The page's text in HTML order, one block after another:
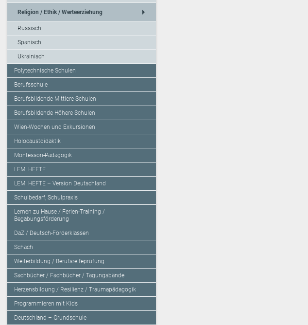
Religion / Ethik / Werteerziehung arrow_right
Russisch
Spanisch
Ukrainisch
Polytechnische Schulen
Berufsschule
Berufsbildende Mittlere Schulen
Berufsbildende Höhere Schulen
Wien-Wochen und Exkursionen
Holocaustdidaktik
Montessori-Pädagogik
LEMI HEFTE
LEMI HEFTE – Version Deutschland
Schulbedarf, Schulpraxis
Lernen zu Hause / Ferien-Training /
Begabungsförderung
DaZ / Deutsch-Förderklassen
Schach
Weiterbildung / Berufsreifeprüfung
Sachbücher / Fachbücher / Tagungsbände
Herzensbildung / Resilienz / Traumapädagogik
Programmieren mit Kids
Deutschland – Grundschule